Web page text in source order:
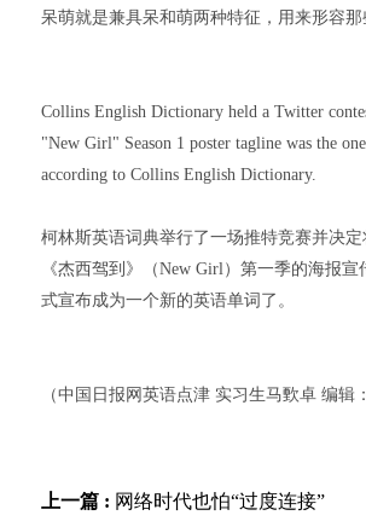
呆萌就是兼具呆和萌两种特征，用来形容
Collins English Dictionary held a Twitter
"New Girl" Season 1 poster tagline was the
according to Collins English Dictionary.
柯林斯英语词典举行了一场推特竞赛并决
《杰西驾到》（New Girl）第一季的海报宣
式宣布成为一个新的英语单词了。
（中国日报网英语点津 实习生马歅卓 编辑
上一篇 : 网络时代也怕“过度连接”